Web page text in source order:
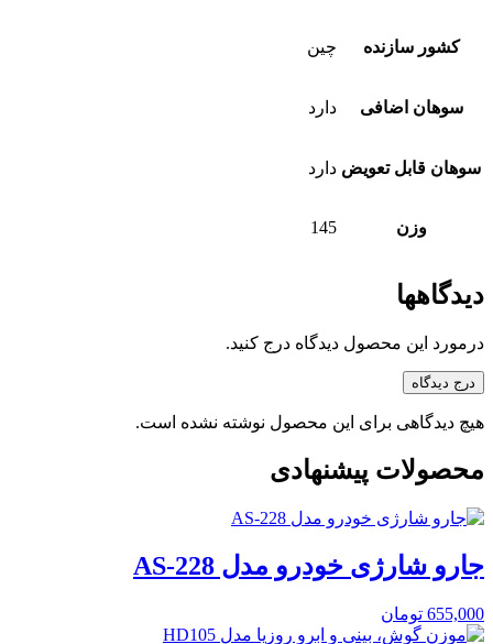
کشور سازنده چین
سوهان اضافی دارد
سوهان قابل تعویض دارد
وزن 145
دیدگاهها
درمورد این محصول دیدگاه درج کنید.
درج دیدگاه
هیچ دیدگاهی برای این محصول نوشته نشده است.
محصولات پیشنهادی
جارو شارژی خودرو مدل AS-228
655,000 تومان